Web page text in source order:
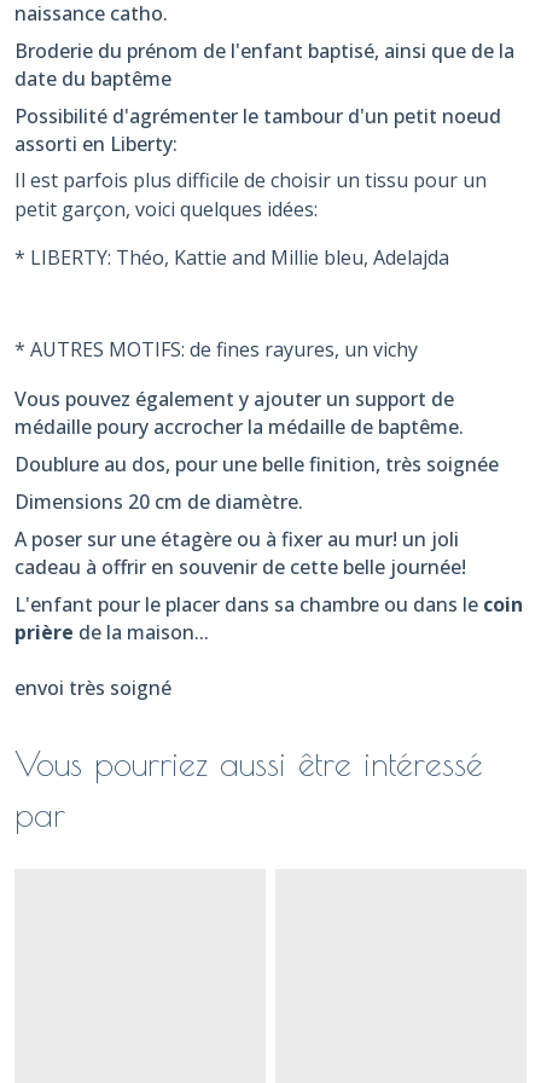
naissance catho.
Broderie du prénom de l'enfant baptisé, ainsi que de la
date du baptême
Possibilité d'agrémenter le tambour d'un petit noeud
assorti en Liberty:
Il est parfois plus difficile de choisir un tissu pour un
petit garçon, voici quelques idées:
* LIBERTY: Théo, Kattie and Millie bleu, Adelajda
* AUTRES MOTIFS: de fines rayures, un vichy
Vous pouvez également y ajouter un support de
médaille poury accrocher la médaille de baptême.
Doublure au dos, pour une belle finition, très soignée
Dimensions 20 cm de diamètre.
A poser sur une étagère ou à fixer au mur! un joli
cadeau à offrir en souvenir de cette belle journée!
L'enfant pour le placer dans sa chambre ou dans le coin
prière de la maison...
envoi très soigné
Vous pourriez aussi être intéressé
par